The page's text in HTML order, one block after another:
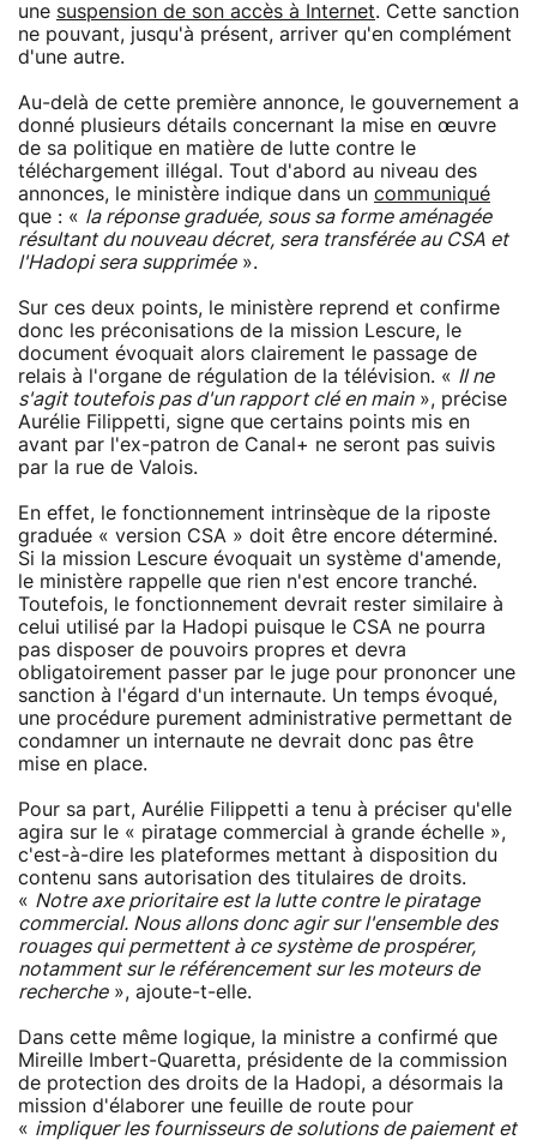
une suspension de son accès à Internet. Cette sanction
ne pouvant, jusqu'à présent, arriver qu'en complément
d'une autre.
Au-delà de cette première annonce, le gouvernement a
donné plusieurs détails concernant la mise en œuvre
de sa politique en matière de lutte contre le
téléchargement illégal. Tout d'abord au niveau des
annonces, le ministère indique dans un communiqué
que : « la réponse graduée, sous sa forme aménagée
résultant du nouveau décret, sera transférée au CSA et
l'Hadopi sera supprimée».
Sur ces deux points, le ministère reprend et confirme
donc les préconisations de la mission Lescure, le
document évoquait alors clairement le passage de
relais à l'organe de régulation de la télévision. « Il ne
s'agit toutefois pas d'un rapport clé en main», précise
Aurélie Filippetti, signe que certains points mis en
avant par l'ex-patron de Canal+ ne seront pas suivis
par la rue de Valois.
En effet, le fonctionnement intrinsèque de la riposte
graduée « version CSA » doit être encore déterminé.
Si la mission Lescure évoquait un système d'amende,
le ministère rappelle que rien n'est encore tranché.
Toutefois, le fonctionnement devrait rester similaire à
celui utilisé par la Hadopi puisque le CSA ne pourra
pas disposer de pouvoirs propres et devra
obligatoirement passer par le juge pour prononcer une
sanction à l'égard d'un internaute. Un temps évoqué,
une procédure purement administrative permettant de
condamner un internaute ne devrait donc pas être
mise en place.
Pour sa part, Aurélie Filippetti a tenu à préciser qu'elle
agira sur le « piratage commercial à grande échelle »,
c'est-à-dire les plateformes mettant à disposition du
contenu sans autorisation des titulaires de droits.
« Notre axe prioritaire est la lutte contre le piratage
commercial. Nous allons donc agir sur l'ensemble des
rouages qui permettent à ce système de prospérer,
notamment sur le référencement sur les moteurs de
recherche», ajoute-t-elle.
Dans cette même logique, la ministre a confirmé que
Mireille Imbert-Quaretta, présidente de la commission
de protection des droits de la Hadopi, a désormais la
mission d'élaborer une feuille de route pour
« impliquer les fournisseurs de solutions de paiement et